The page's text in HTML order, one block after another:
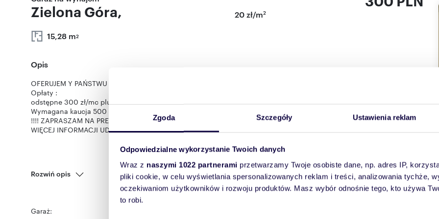
Zgoda Szczegóły Ustawienia reklam
Odpowiedzialne wykorzystanie Twoich danych
Wraz z naszymi 1022 partnerami przetwarzamy Twoje osobiste dane, np. adres IP,
pliki cookie, w celu wyświetlania spersonalizowanych reklam i treści, analizowania tychże,
oczekiwaniom użytkowników i rozwoju produktów. Masz wybór odnośnie tego, kto używa
to robi.
Zielona Góra,
15,28 m2
20 zł/m2
Opis
OFERUJEM Y PAŃSTWU do wynajęcia miejsce postojowe w hali podziemnej przy ulicy Jana z Kolna 12D-E
Opłaty :
odstępne 300 zł/mc plus opłaty eksploatacyjne ok. 55 zł
Wymagana kaucja 500 zł plus jednorazowa prowizja za pośrednictwo w kwocie 300 zł
!!!! ZAPRASZAM NA PREZENTACJĘ !!!!
WIĘCEJ INFORMACJI UDZIELA KATARZYNA CZUBAJ POD NUMEREM TEL. 793220023
Rozwiń opis
Garaż: